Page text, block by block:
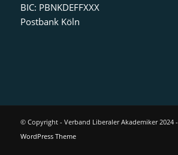
BIC: PBNKDEFFXXX
Postbank Köln
© Copyright - Verband Liberaler Akademiker 2024 -
WordPress Theme